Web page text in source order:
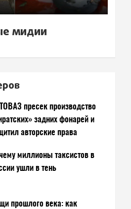
мидии
пресек производство
задних фонарей и
авторские права
миллионы таксистов в
ушли в тень
прошлого века: как